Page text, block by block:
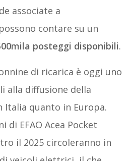
associate a
contare su un
posteggi disponibili.
di ricarica è oggi uno
alla diffusione della
quanto in Europa.
di EFAO Acea Pocket
il 2025 circoleranno in